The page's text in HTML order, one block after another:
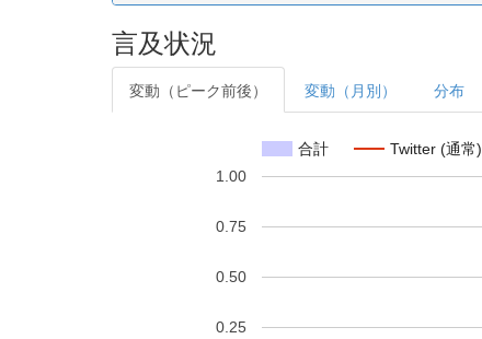
言及状況
変動（ピーク前後） 変動（月別） 分布
合計 Twitter (通常)
0.25
0.50
0.75
1.00